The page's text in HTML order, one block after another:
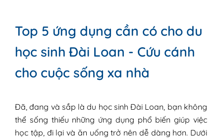
Top 5 ứng dụng cần có cho du
học sinh Đài Loan - Cứu cánh
cho cuộc sống xa nhà
Đã, đang và sắp là du học sinh Đài Loan, bạn không
thể sống thiếu những ứng dụng phổ biến giúp việc
học tập, đi lại và ăn uống trở nên dễ dàng hơn. Dưới